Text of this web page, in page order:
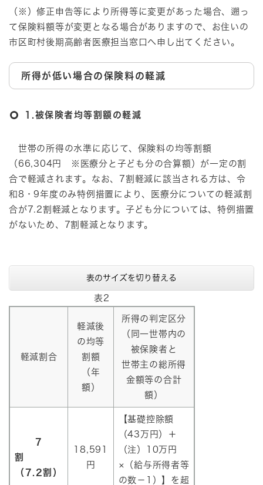
（※）修正申告等により所得等に変更があった場合、遡っ
て保険料額等が変更となる場合がありますので、お住いの
市区町村後期高齢者医療担当窓口へ申し出てください。
所得が低い場合の保険料の軽減
1.被保険者均等割額の軽減
世帯の所得の水準に応じて、保険料の均等割額
（66,304円 ※医療分と子ども分の合算額）が一定の割
合で軽減されます。なお、7割軽減に該当される方は、令
和8・9年度のみ特例措置により、医療分についての軽減割
合が7.2割軽減となります。子ども分については、特例措置
がないため、7割軽減となります。
表のサイズを切り替える
表2
軽減割合
軽減後
の均等
割額
（年
額）
所得の判定区分
（同一世帯内の
被保険者と
世帯主の総所得
金額等の合計
額）
7
割
（7.2割）
18,591
円
【基礎控除額
（43万円）＋
（注）10万円
×（給与所得者等
の数－1）】を超